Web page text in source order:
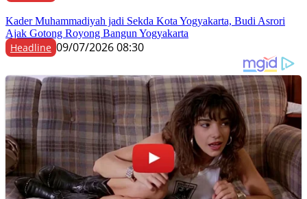
Kader Muhammadiyah jadi Sekda Kota Yogyakarta, Budi Asrori
Ajak Gotong Royong Bangun Yogyakarta
Headline 09/07/2026 08:30